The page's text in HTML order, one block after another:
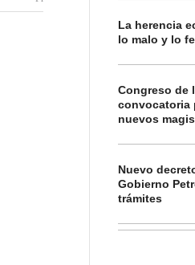
La herencia
lo malo y lo
Congreso de
convocatoria
nuevos
Nuevo
Gobierno
trámites